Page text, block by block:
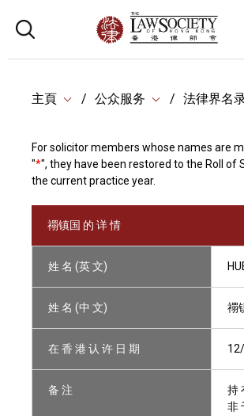
主頁 公众服务 法律界名
For solicitor members whose names are
"*", they have been restored to the Roll of
the current practice year.
禤镇国 的 详 情
姓 名 (英 文)
姓 名 (中 文) 禤
在 香 港 认 许 日 期
备 注
持
非